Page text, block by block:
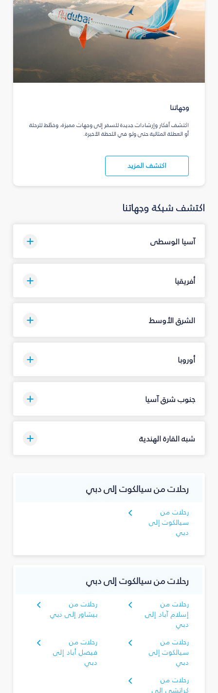
وجهاتنا
اكتشف أفكار وإرشادات جديدة للسفر إلى وجهات مميزة، وخطّط للرحلة
أو العطلة المثالية حتى ولو في اللحظة الأخيرة.
اكتشف المزيد
اكتشف شبكة وجهاتنا
آسيا الوسطى
أفريقيا
الشرق الأوسط
أوروبا
جنوب شرق آسيا
شبه القارة الهندية
رحلات من سيالكوت إلى دبي
رحلات من
سيالكوت إلى
دبي
رحلات من سيالكوت إلى دبي
رحلات من
إسلام آباد إلى
دبي
رحلات من
بيشاور إلى دبي
رحلات من
سيالكوت إلى
دبي
رحلات من
فيصل أباد إلى
دبي
رحلات من
كراتشي إلى